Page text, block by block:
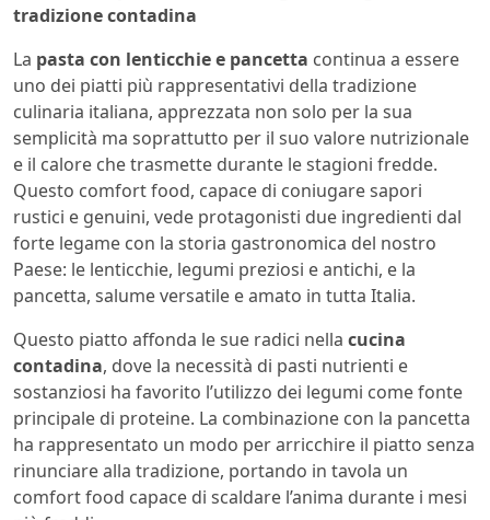
tradizione contadina
La pasta con lenticchie e pancetta continua a essere
uno dei piatti più rappresentativi della tradizione
culinaria italiana, apprezzata non solo per la sua
semplicità ma soprattutto per il suo valore nutrizionale
e il calore che trasmette durante le stagioni fredde.
Questo comfort food, capace di coniugare sapori
rustici e genuini, vede protagonisti due ingredienti dal
forte legame con la storia gastronomica del nostro
Paese: le lenticchie, legumi preziosi e antichi, e la
pancetta, salume versatile e amato in tutta Italia.
Questo piatto affonda le sue radici nella cucina
contadina, dove la necessità di pasti nutrienti e
sostanziosi ha favorito l’utilizzo dei legumi come fonte
principale di proteine. La combinazione con la pancetta
ha rappresentato un modo per arricchire il piatto senza
rinunciare alla tradizione, portando in tavola un
comfort food capace di scaldare l’anima durante i mesi